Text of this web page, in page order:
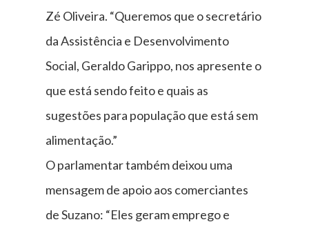
Zé Oliveira. “Queremos que o secretário
da Assistência e Desenvolvimento
Social, Geraldo Garippo, nos apresente o
que está sendo feito e quais as
sugestões para população que está sem
alimentação.”
O parlamentar também deixou uma
mensagem de apoio aos comerciantes
de Suzano: “Eles geram emprego e